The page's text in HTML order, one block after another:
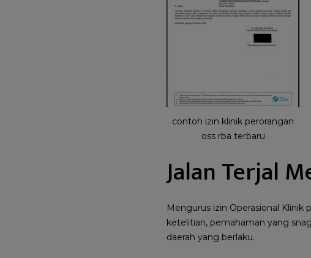
contoh izin klinik perorangan
oss rba terbaru
Jalan Terjal
Mengurus izin Operasional
ketelitian, pemahaman yang
daerah yang berlaku.